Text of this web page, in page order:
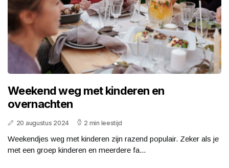
Weekend weg met kinderen en
overnachten
20 augustus 2024 2 min leestijd
Weekendjes weg met kinderen zijn razend populair. Zeker als je
met een groep kinderen en meerdere fa...